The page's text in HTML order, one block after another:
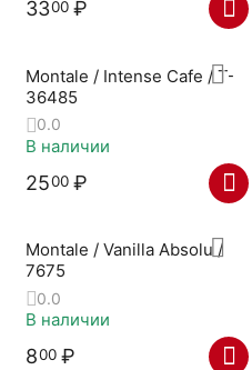
3300 ₽
Montale / Intense Cafe / T-
36485
0.0
В наличии
2500 ₽
Montale / Vanilla Absolu /
7675
0.0
В наличии
800 ₽